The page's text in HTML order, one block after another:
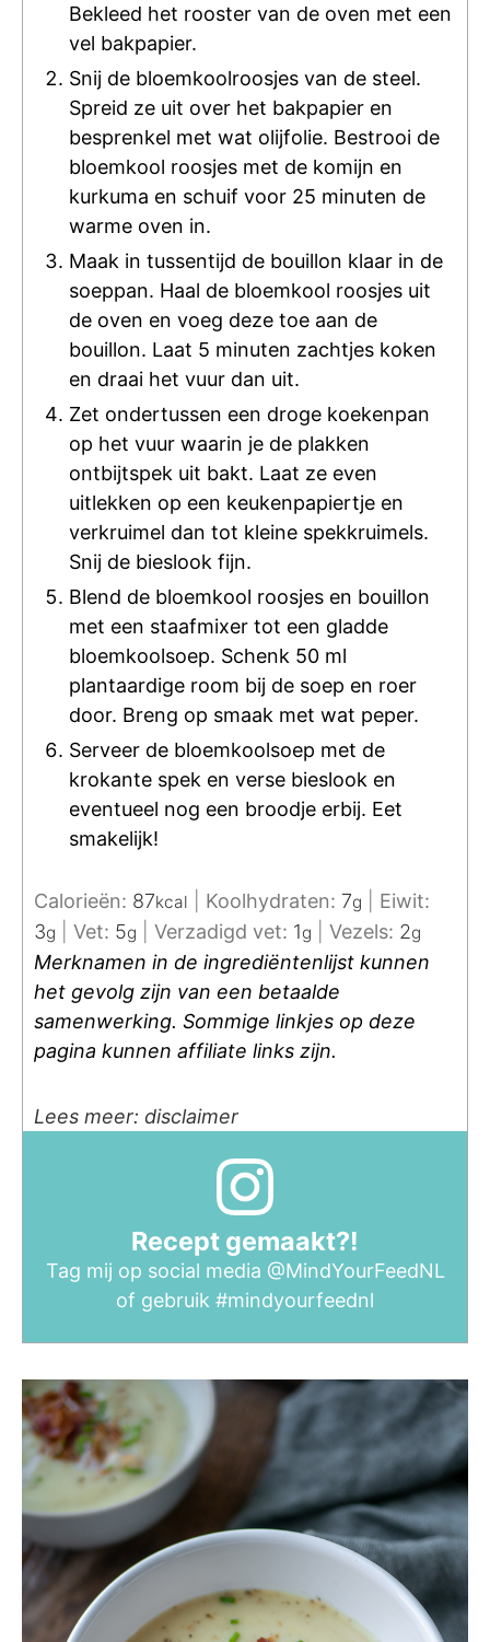
Bekleed het rooster van de oven met een
vel bakpapier.
Snij de bloemkoolroosjes van de steel.
Spreid ze uit over het bakpapier en
besprenkel met wat olijfolie. Bestrooi de
bloemkool roosjes met de komijn en
kurkuma en schuif voor 25 minuten de
warme oven in.
Maak in tussentijd de bouillon klaar in de
soeppan. Haal de bloemkool roosjes uit
de oven en voeg deze toe aan de
bouillon. Laat 5 minuten zachtjes koken
en draai het vuur dan uit.
Zet ondertussen een droge koekenpan
op het vuur waarin je de plakken
ontbijtspek uit bakt. Laat ze even
uitlekken op een keukenpapiertje en
verkruimel dan tot kleine spekkruimels.
Snij de bieslook fijn.
Blend de bloemkool roosjes en bouillon
met een staafmixer tot een gladde
bloemkoolsoep. Schenk 50 ml
plantaardige room bij de soep en roer
door. Breng op smaak met wat peper.
Serveer de bloemkoolsoep met de
krokante spek en verse bieslook en
eventueel nog een broodje erbij. Eet
smakelijk!
Calorieën: 87kcal Koolhydraten: 7g
Eiwit:
3g Vet: 5g Verzadigd vet: 1g Vezels: 2g
Merknamen in de ingrediëntenlijst kunnen
het gevolg zijn van een betaalde
samenwerking. Sommige linkjes op deze
pagina kunnen affiliate links zijn.
Lees meer: disclaimer
Recept gemaakt?!
Tag mij op social media @MindYourFeedNL
of gebruik #mindyourfeednl